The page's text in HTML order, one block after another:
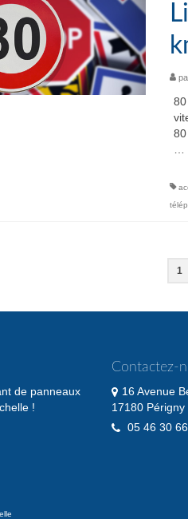
1
de panneaux
!
Contactez-
16 Avenue
17180 Périgny
05 46 30